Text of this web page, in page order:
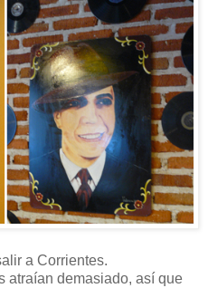
a Corrientes.
atraían demasiado, así que